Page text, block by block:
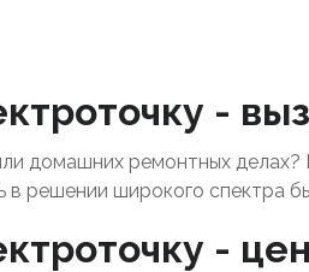
-
домашних ремонтных
решении широкого спектра
-